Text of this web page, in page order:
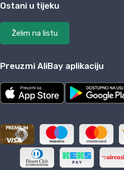
Ostani u tijeku
Želim na listu
Preuzmi AliBay aplikaciju